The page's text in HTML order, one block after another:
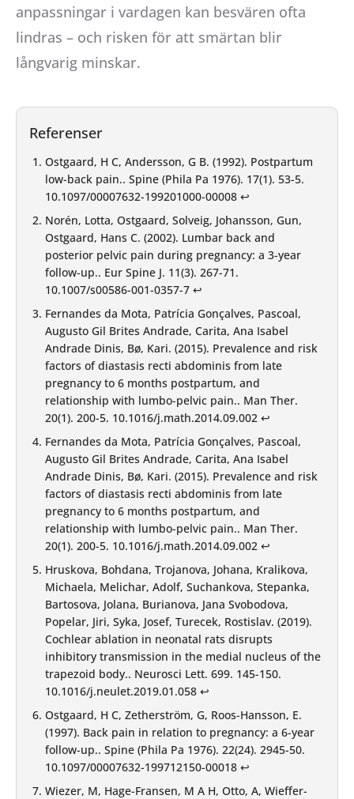
anpassningar i vardagen kan besvären ofta
lindras – och risken för att smärtan blir
långvarig minskar.
Referenser
Ostgaard, H C, Andersson, G B. (1992). Postpartum
low-back pain.. Spine (Phila Pa 1976). 17(1). 53-5.
10.1097/00007632-199201000-00008 ↩︎
Norén, Lotta, Ostgaard, Solveig, Johansson, Gun,
Ostgaard, Hans C. (2002). Lumbar back and
posterior pelvic pain during pregnancy: a 3-year
follow-up.. Eur Spine J. 11(3). 267-71.
10.1007/s00586-001-0357-7 ↩︎
Fernandes da Mota, Patrícia Gonçalves, Pascoal,
Augusto Gil Brites Andrade, Carita, Ana Isabel
Andrade Dinis, Bø, Kari. (2015). Prevalence and risk
factors of diastasis recti abdominis from late
pregnancy to 6 months postpartum, and
relationship with lumbo-pelvic pain.. Man Ther.
20(1). 200-5. 10.1016/j.math.2014.09.002 ↩︎
Fernandes da Mota, Patrícia Gonçalves, Pascoal,
Augusto Gil Brites Andrade, Carita, Ana Isabel
Andrade Dinis, Bø, Kari. (2015). Prevalence and risk
factors of diastasis recti abdominis from late
pregnancy to 6 months postpartum, and
relationship with lumbo-pelvic pain.. Man Ther.
20(1). 200-5. 10.1016/j.math.2014.09.002 ↩︎
Hruskova, Bohdana, Trojanova, Johana, Kralikova,
Michaela, Melichar, Adolf, Suchankova, Stepanka,
Bartosova, Jolana, Burianova, Jana Svobodova,
Popelar, Jiri, Syka, Josef, Turecek, Rostislav. (2019).
Cochlear ablation in neonatal rats disrupts
inhibitory transmission in the medial nucleus of the
trapezoid body.. Neurosci Lett. 699. 145-150.
10.1016/j.neulet.2019.01.058 ↩︎
Ostgaard, H C, Zetherström, G, Roos-Hansson, E.
(1997). Back pain in relation to pregnancy: a 6-year
follow-up.. Spine (Phila Pa 1976). 22(24). 2945-50.
10.1097/00007632-199712150-00018 ↩︎
Wiezer, M, Hage-Fransen, M A H, Otto, A, Wieffer-